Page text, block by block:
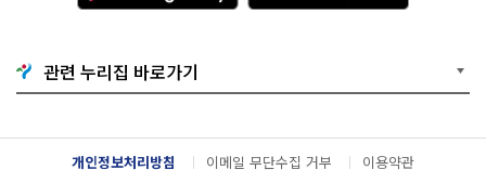
기
G
o
g
l
e
e
서
다
운
관련 누리집 바로가기
개인정보처리방침 이메일 무단수집 거부
이용약관